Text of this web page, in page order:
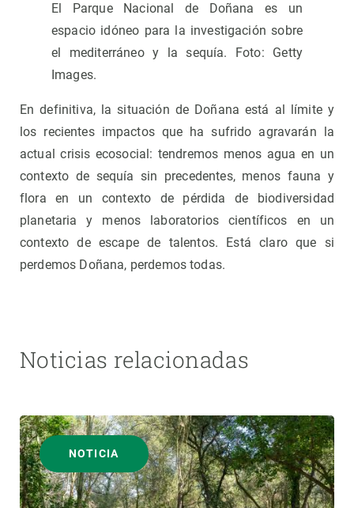
El Parque Nacional de Doñana es un
espacio idóneo para la investigación sobre
el mediterráneo y la sequía. Foto: Getty
Images.
En definitiva, la situación de Doñana está al límite y
los recientes impactos que ha sufrido agravarán la
actual crisis ecosocial: tendremos menos agua en un
contexto de sequía sin precedentes, menos fauna y
flora en un contexto de pérdida de biodiversidad
planetaria y menos laboratorios científicos en un
contexto de escape de talentos. Está claro que si
perdemos Doñana, perdemos todas.
Noticias relacionadas
NOTICIA